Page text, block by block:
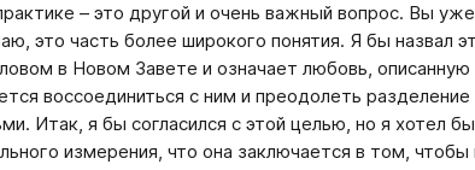
– это другой и очень важный вопрос. Вы
это часть более широкого понятия. Я бы назвал
в Новом Завете и означает любовь,
воссоединиться с ним и преодолеть разделение
Итак, я бы согласился с этой целью, но я хотел
измерения, что она заключается в том,